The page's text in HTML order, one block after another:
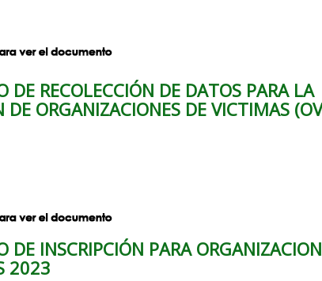
DE RECOLECCIÓN DE DATOS PARA LA
DE ORGANIZACIONES DE VICTIMAS
DE INSCRIPCIÓN PARA
2023